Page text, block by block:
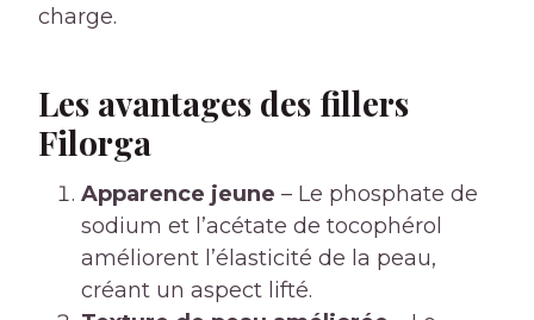
charge.
Les avantages des fillers
Filorga
Apparence jeune – Le phosphate de
sodium et l’acétate de tocophérol
améliorent l’élasticité de la peau,
créant un aspect lifté.